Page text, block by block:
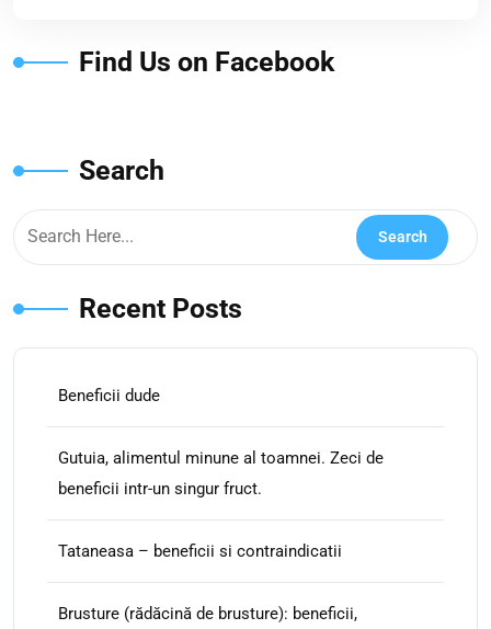
Find Us on Facebook
Search
Recent Posts
Beneficii dude
Gutuia, alimentul minune al toamnei. Zeci de
beneficii intr-un singur fruct.
Tataneasa – beneficii si contraindicatii
Brusture (rădăcină de brusture): beneficii,